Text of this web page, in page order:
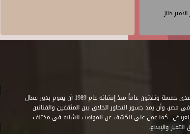
طاز
استطاع صندوق التنمية الثقافية على مدى خمسة وثلاثون عاماً منذ إنشائه عام 1989 أن يقوم بدور فعال
مصر، وأن يمد جسور التحاور الخلاق بين المثقفين والفنانين
..كما عمل على الكشف عن المواهب الشابة فى مختلف
والإبداع.